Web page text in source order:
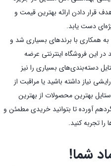
قرار دادن ارائه بهترین قیمت و
دست یابد.
همکاری با برندهای بسیاری شد و
محصولات بیش از 500 برند در این فروشگاه اینترنتی عرضه
دسته‌بندی‌های بسیاری را نیز
نیاز داشته باشید یا مراقبت از
بهترین محصولات از بهترین
آورده تا بتوانید خریدی مطمئن و
تجربه کنید.
شما!